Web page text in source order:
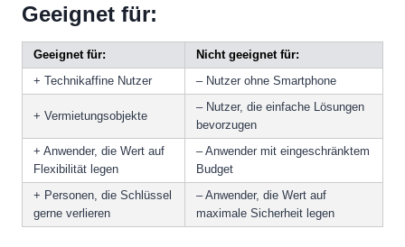
Geeignet für:
Geeignet für:
Nicht geeignet für:
+ Technikaffine Nutzer
– Nutzer ohne Smartphone
+ Vermietungsobjekte
– Nutzer, die einfache Lösungen
bevorzugen
+ Anwender, die Wert auf
Flexibilität legen
– Anwender mit eingeschränktem
Budget
+ Personen, die Schlüssel
gerne verlieren
– Anwender, die Wert auf
maximale Sicherheit legen